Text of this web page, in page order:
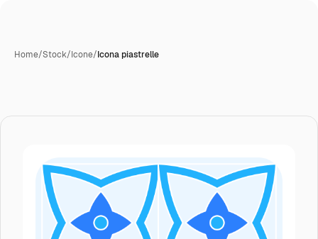
Home/Stock/Icone/Icona piastrelle